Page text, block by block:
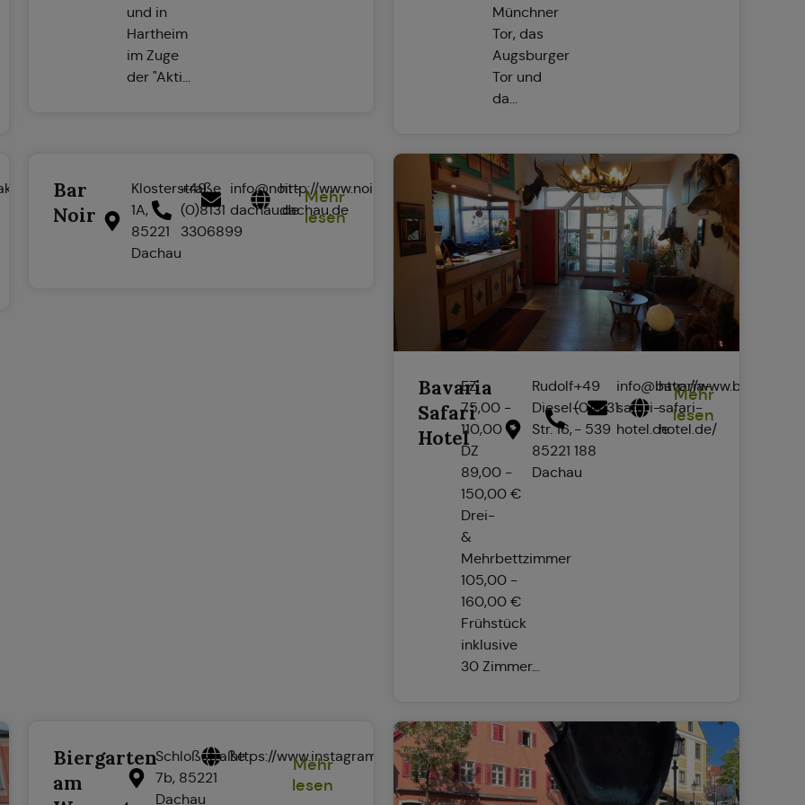
und in
Hartheim
im Zuge
der "Akti...
Münchner
Tor, das
Augsburger
Tor und
da...
Bar
Noir
Klosterstraße
1A,
85221
Dachau
+49
(0)8131
3306899
info@noir-
dachau.de
http://www.noir-
dachau.de
Mehr
lesen
Bavaria
Safari
Hotel
EZ
75,00 -
110,00 €
DZ
89,00 -
150,00 €
Drei-
&
Mehrbettzimmer
105,00 -
160,00 €
Frühstück
inklusive
30 Zimmer...
Rudolf-
Diesel-
Str. 16,
85221
Dachau
+49
(0)8131
- 539
188
info@bavaria-
safari-
hotel.de
http://www.bavaria-
safari-
hotel.de/
Mehr
lesen
Biergarten
am
Schloßstraße
7b, 85221
Dachau
https://www.instagram.com/biergartenamwasserturmdah/
Mehr
lesen